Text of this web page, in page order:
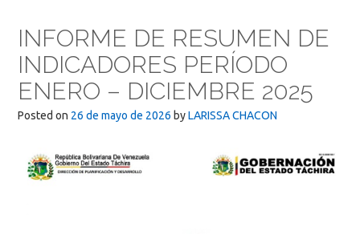
INFORME DE RESUMEN DE
INDICADORES PERÍODO
ENERO – DICIEMBRE 2025
Posted on 26 de mayo de 2026 byLARISSA CHACON